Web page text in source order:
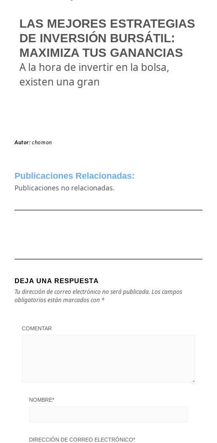
LAS MEJORES ESTRATEGIAS
DE INVERSIÓN BURSÁTIL:
MAXIMIZA TUS GANANCIAS
A la hora de invertir en la bolsa,
existen una gran
Autor:chomon
Publicaciones Relacionadas:
Publicaciones no relacionadas.
DEJA UNA RESPUESTA
Tu dirección de correo electrónico no será publicada. Los campos
obligatorios están marcados con *
COMENTAR
NOMBRE*
DIRECCIÓN DE CORREO ELECTRÓNICO*